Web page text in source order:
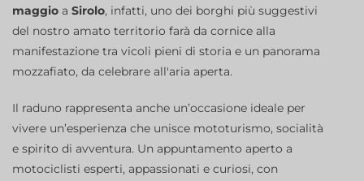
maggio a Sirolo, infatti, uno dei borghi più suggestivi
del nostro amato territorio farà da cornice alla
manifestazione tra vicoli pieni di storia e un panorama
mozzafiato, da celebrare all'aria aperta.
Il raduno rappresenta anche un’occasione ideale per
vivere un’esperienza che unisce mototurismo, socialità
e spirito di avventura. Un appuntamento aperto a
motociclisti esperti, appassionati e curiosi, con